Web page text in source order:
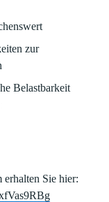
zur
Belastbarkeit
Sie hier: